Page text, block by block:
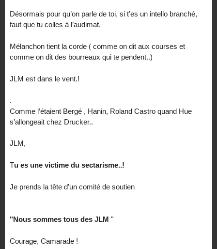
Désormais pour qu’on parle de toi, si t’es un intello branché,
faut que tu colles à l’audimat.
Mélanchon tient la corde ( comme on dit aux courses et
comme on dit des bourreaux qui te pendent..)
JLM est dans le vent.!
.
Comme l’étaient Bergé , Hanin, Roland Castro quand Hue
s’allongeait chez Drucker..
JLM,
Tu es une victime du sectarisme..!
Je prends la tête d’un comité de soutien
"Nous sommes tous des JLM "
Courage, Camarade !